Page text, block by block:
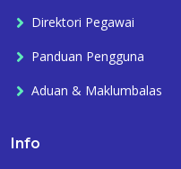
Direktori Pegawai
Panduan Pengguna
Aduan & Maklumbalas
Info